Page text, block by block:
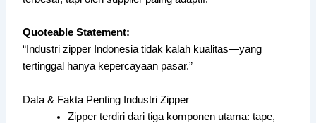
Quoteable Statement:
“Industri zipper Indonesia tidak kalah kualitas—yang
tertinggal hanya kepercayaan pasar.”
Data & Fakta Penting Industri Zipper
Zipper terdiri dari tiga komponen utama: tape,